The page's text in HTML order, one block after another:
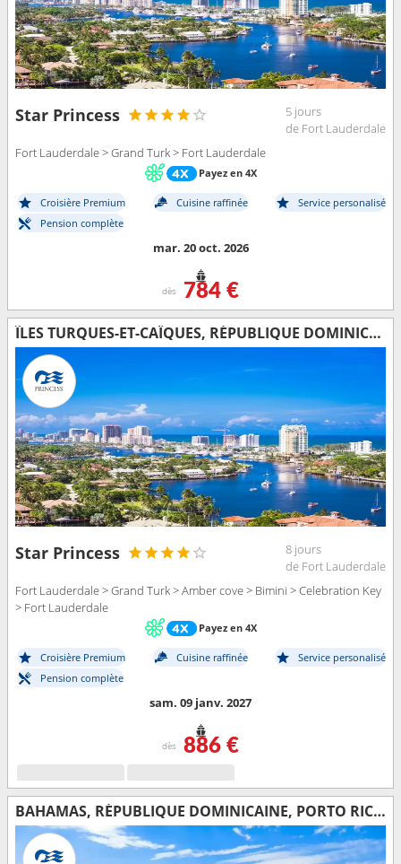
Star Princess
5 jours
de Fort Lauderdale
Fort Lauderdale > Grand Turk > Fort Lauderdale
Payez en 4X
Croisière Premium Cuisine raffinée
Service personalisé
Pension complète
mar. 20 oct. 2026
dès 784 €
ÎLES TURQUES-ET-CAÏQUES, RÉPUBLIQUE DOMINICAINE, BAHAMAS, ÉTATS-UNIS
Star Princess
8 jours
de Fort Lauderdale
Fort Lauderdale > Grand Turk > Amber cove > Bimini > Celebration Key
> Fort Lauderdale
Payez en 4X
Croisière Premium Cuisine raffinée
Service personalisé
Pension complète
sam. 09 janv. 2027
dès 886 €
BAHAMAS, RÉPUBLIQUE DOMINICAINE, PORTO RICO, SAINT-MARTIN, SAINT-THOMAS, ÉTATS-UNIS